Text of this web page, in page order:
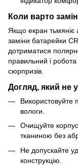
Коли варто
Якщо екран тьмяніє
заміни батарейки
дотриматися
правильний і
сюрпризів.
Догляд, який не
Використовуйте
вологи.
Очищуйте
тканиною без
Не допускайте
конструкцію.